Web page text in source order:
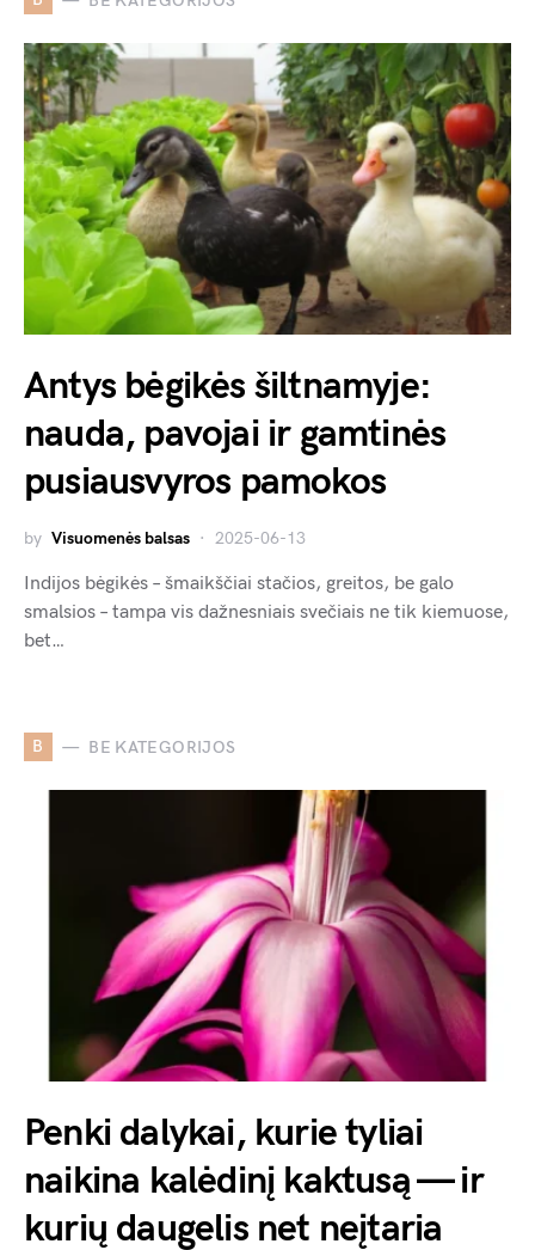
Antys bėgikės šiltnamyje:
nauda, pavojai ir gamtinės
pusiausvyros pamokos
by Visuomenės balsas 2025-06-13
Indijos bėgikės – šmaikščiai stačios, greitos, be galo
smalsios – tampa vis dažnesniais svečiais ne tik kiemuose,
bet…
B BE KATEGORIJOS
Penki dalykai, kurie tyliai
naikina kalėdinį kaktusą — ir
kurių daugelis net neįtaria